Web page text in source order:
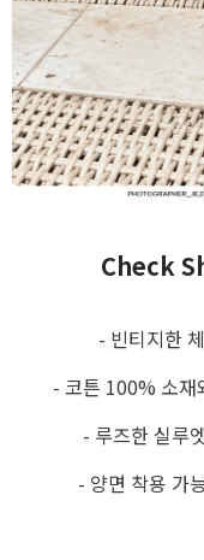
Check
- 빈티지한
- 코튼 100% 소재
- 루즈한 실루
- 양면 착용 가